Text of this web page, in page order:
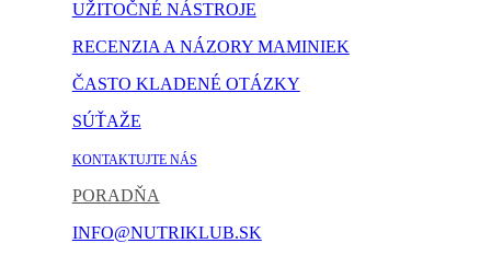
UŽITOČNÉ NÁSTROJE
RECENZIA A NÁZORY MAMINIEK
ČASTO KLADENÉ OTÁZKY
SÚŤAŽE
KONTAKTUJTE NÁS
PORADŇA
INFO@NUTRIKLUB.SK